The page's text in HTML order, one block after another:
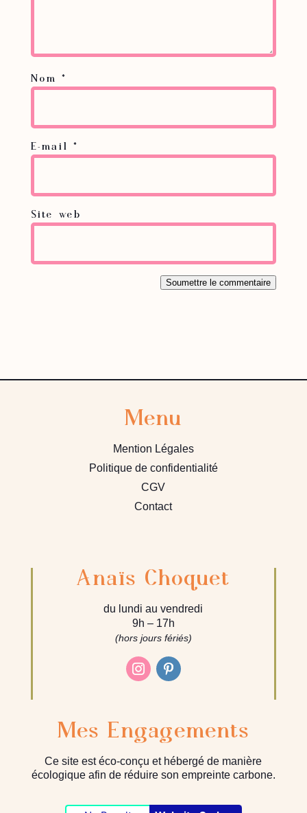
Nom*
E-mail *
Site web
Soumettre le commentaire
Menu
Mention Légales
Politique de confidentialité
CGV
Contact
Anaïs Choquet
du lundi au vendredi
9h – 17h
(hors jours fériés)
Mes Engagements
Ce site est éco-conçu et hébergé de manière
écologique afin de réduire son empreinte carbone.